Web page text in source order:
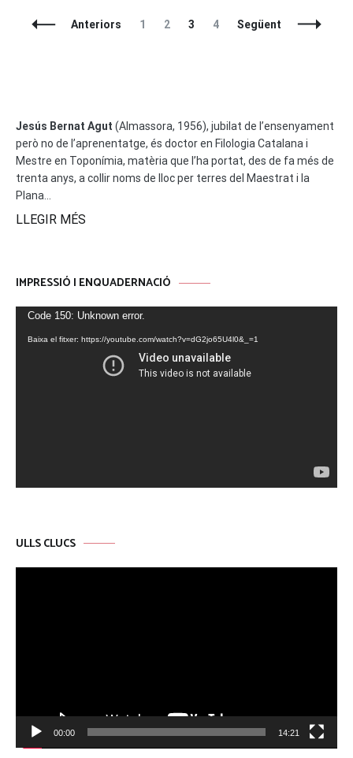
EntradesAnteriors
La
1
La
2
La
3
La
4 Següent
Jesús Bernat Agut (Almassora, 1956), jubilat de l’ensenyament
però no de l’aprenentatge, és doctor en Filologia Catalana i
Mestre en Toponímia, matèria que l’ha portat, des de fa més de
trenta anys, a collir noms de lloc per terres del Maestrat i la
Plana...
LLEGIR MÉS
IMPRESSIÓ I ENQUADERNACIÓ
Reproductor
vídeo
Code 150: Unknown error.
Baixa el fitxer: https://youtube.com/watch?v=dG2jo65U4l0&_=1
ULLS CLUCS
00:00 14:21